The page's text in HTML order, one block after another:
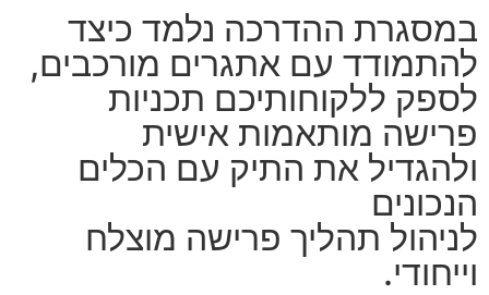
במסגרת ההדרכה נלמד כיצד
להתמודד עם אתגרים מורכבים,
לספק ללקוחותיכם תכניות
פרישה מותאמות אישית
ולהגדיל את התיק עם הכלים
הנכונים
לניהול תהליך פרישה מוצלח
וייחודי.